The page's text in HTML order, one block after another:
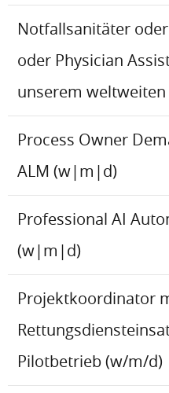
Notfallsanitäter
oder Physician
unserem
Process Owner
ALM (w|m|d)
Professional AI
(w|m|d)
Projektkoordinator
Pilotbetrieb (w/m/d)